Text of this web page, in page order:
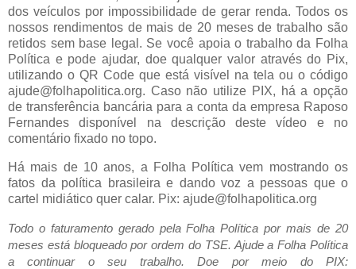
dos veículos por impossibilidade de gerar renda. Todos os
nossos rendimentos de mais de 20 meses de trabalho são
retidos sem base legal. Se você apoia o trabalho da Folha
Política e pode ajudar, doe qualquer valor através do Pix,
utilizando o QR Code que está visível na tela ou o código
ajude@folhapolitica.org. Caso não utilize PIX, há a opção
de transferência bancária para a conta da empresa Raposo
Fernandes disponível na descrição deste vídeo e no
comentário fixado no topo.
Há mais de 10 anos, a Folha Política vem mostrando os
fatos da política brasileira e dando voz a pessoas que o
cartel midiático quer calar. Pix: ajude@folhapolitica.org
Todo o faturamento gerado pela Folha Política por mais de 20
meses está bloqueado por ordem do TSE. Ajude a Folha Política
a continuar o seu trabalho. Doe por meio do PIX: